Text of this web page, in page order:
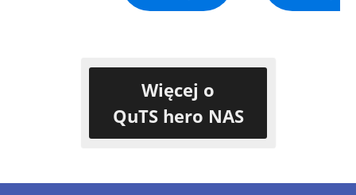
Więcej o
QuTS hero NAS